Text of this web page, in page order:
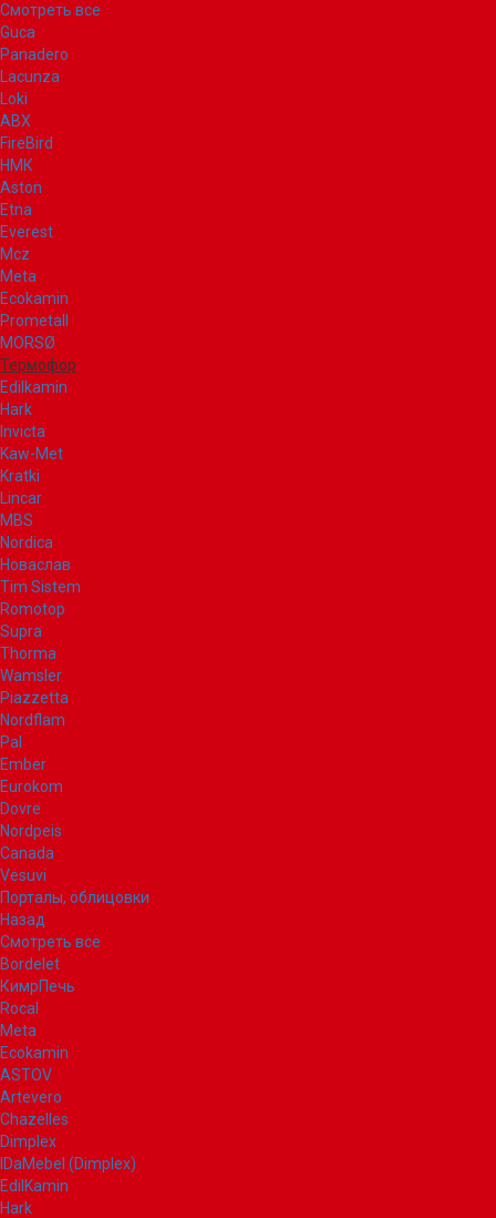
Смотреть все
Guca
Panadero
Lacunza
Loki
ABX
FireBird
НМК
Aston
Etna
Everest
Mcz
Meta
Ecokamin
Prometall
MORSØ
Термофор
Edilkamin
Hark
Invicta
Kaw-Met
Kratki
Lincar
MBS
Nordica
Новаслав
Tim Sistem
Romotop
Supra
Thorma
Wamsler
Piazzetta
Nordflam
Pal
Ember
Eurokom
Dovre
Nordpeis
Canada
Vesuvi
Порталы, облицовки
Назад
Смотреть все
Bordelet
КимрПечь
Rocal
Meta
Ecokamin
ASTOV
Artevero
Chazelles
Dimplex
IDaMebel (Dimplex)
EdilKamin
Hark